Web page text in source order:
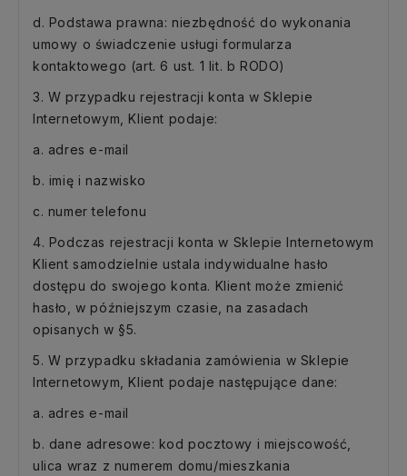
d. Podstawa prawna: niezbędność do wykonania
umowy o świadczenie usługi formularza
kontaktowego (art. 6 ust. 1 lit. b RODO)
3. W przypadku rejestracji konta w Sklepie
Internetowym, Klient podaje:
a. adres e-mail
b. imię i nazwisko
c. numer telefonu
4. Podczas rejestracji konta w Sklepie Internetowym
Klient samodzielnie ustala indywidualne hasło
dostępu do swojego konta. Klient może zmienić
hasło, w późniejszym czasie, na zasadach
opisanych w §5.
5. W przypadku składania zamówienia w Sklepie
Internetowym, Klient podaje następujące dane:
a. adres e-mail
b. dane adresowe: kod pocztowy i miejscowość,
ulica wraz z numerem domu/mieszkania